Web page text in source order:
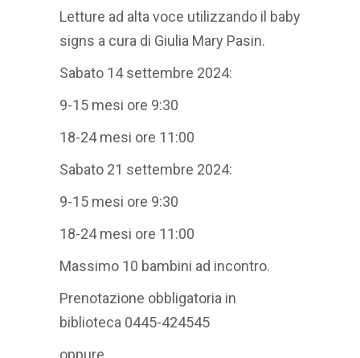
Letture ad alta voce utilizzando il baby
signs a cura di Giulia Mary Pasin.
Sabato 14 settembre 2024:
9-15 mesi ore 9:30
18-24 mesi ore 11:00
Sabato 21 settembre 2024:
9-15 mesi ore 9:30
18-24 mesi ore 11:00
Massimo 10 bambini ad incontro.
Prenotazione obbligatoria in
biblioteca 0445-424545
oppure